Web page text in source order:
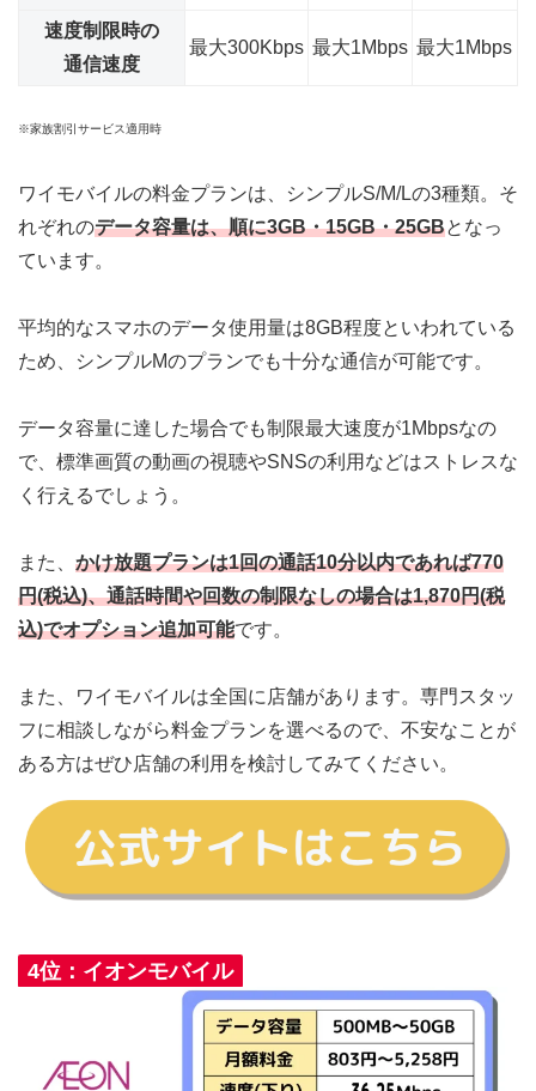
速度制限時の
通信速度
最大300Kbps 最大1Mbps 最大1Mbps
※家族割引サービス適用時
ワイモバイルの料金プランは、シンプルS/M/Lの3種類。そ
れぞれのデータ容量は、順に3GB・15GB・25GBとなっ
ています。
平均的なスマホのデータ使用量は8GB程度といわれている
ため、
シンプルMのプランでも十分な通信が可能です。
データ容量に達した場合でも制限最大速度が1Mbpsなの
で、標準画質の動画の視聴やSNSの利用などはストレスな
く行えるでしょう。
また、 かけ放題プランは1回の通話10分以内であれば770
円(税込)、通話時間や回数の制限なしの場合は1,870円(税
込)でオプション追加可能です。
また、ワイモバイルは全国に店舗があります。専門スタッ
フに相談しながら料金プランを選べるので、不安なことが
ある方はぜひ店舗の利用を検討してみてください。
4位：イオンモバイル